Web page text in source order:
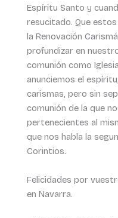
Espíritu Santo y
resucitado. Que
la Renovación
profundizar en
comunión como
anunciemos el
carismas, pero sin
comunión de la que
pertenecientes al
que nos habla la
Corintios.
Felicidades por
en Navarra.